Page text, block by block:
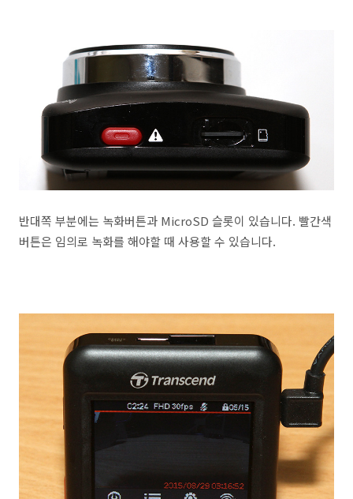
반대쪽 부분에는 녹화버튼과 MicroSD 슬롯이 있습니다. 빨간색
버튼은 임의로 녹화를 해야할 때 사용할 수 있습니다.